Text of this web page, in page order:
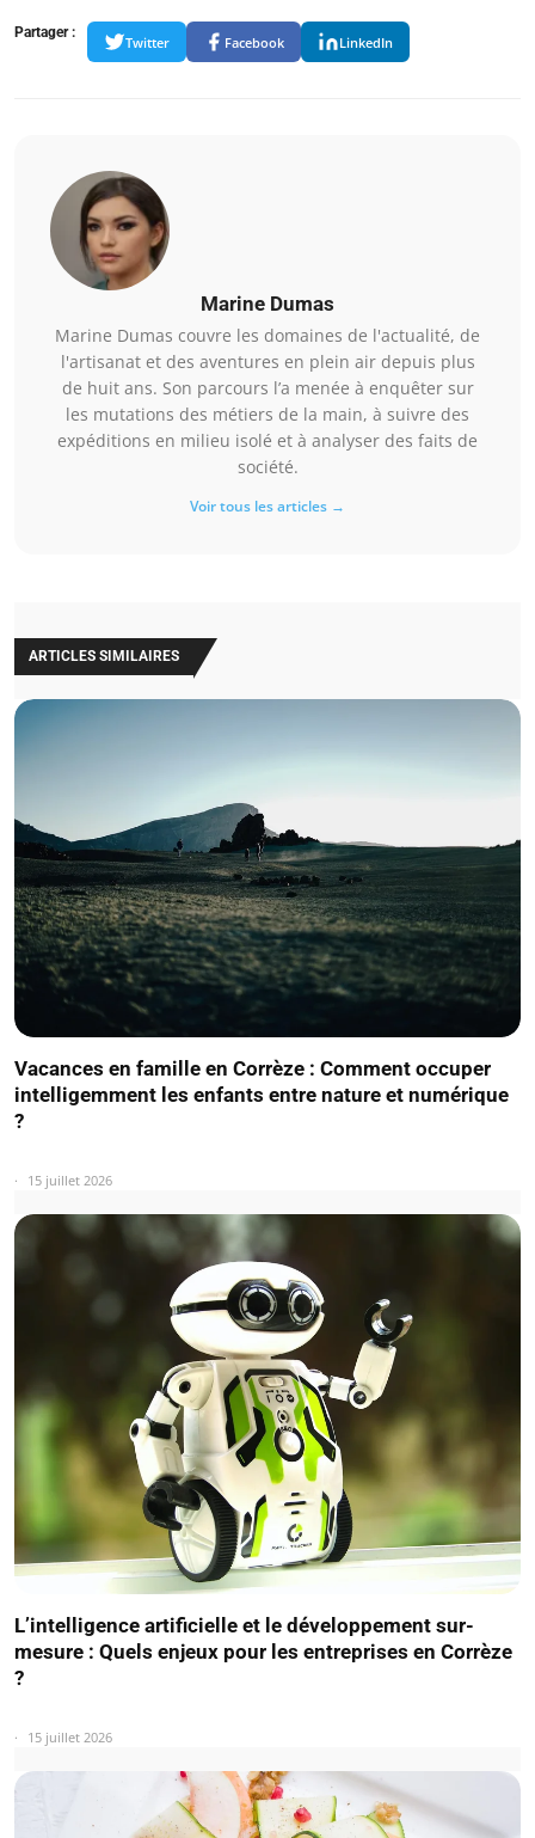
Partager :
Twitter Facebook LinkedIn
Marine Dumas
Marine Dumas couvre les domaines de l'actualité, de
l'artisanat et des aventures en plein air depuis plus
de huit ans. Son parcours l’a menée à enquêter sur
les mutations des métiers de la main, à suivre des
expéditions en milieu isolé et à analyser des faits de
société.
Voir tous les articles →
ARTICLES SIMILAIRES
Vacances en famille en Corrèze : Comment occuper
intelligemment les enfants entre nature et numérique
?
15 juillet 2026
L’intelligence artificielle et le développement sur-
mesure : Quels enjeux pour les entreprises en Corrèze
?
15 juillet 2026